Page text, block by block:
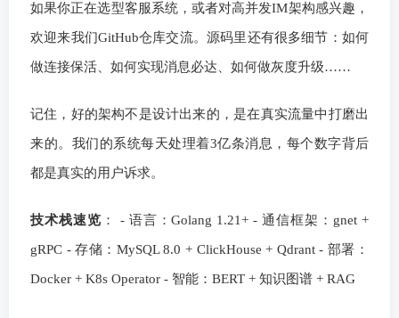
如果你正在选型客服系统，或者对高并发IM架构感兴趣，
欢迎来我们GitHub仓库交流。源码里还有很多细节：如何
做连接保活、如何实现消息必达、如何做灰度升级……
记住，好的架构不是设计出来的，是在真实流量中打磨出
来的。我们的系统每天处理着3亿条消息，每个数字背后
都是真实的用户诉求。
技术栈速览 ： - 语言：Golang 1.21+ - 通信框架：gnet +
gRPC - 存储：MySQL 8.0 + ClickHouse + Qdrant - 部署：
Docker + K8s Operator - 智能：BERT + 知识图谱 + RAG